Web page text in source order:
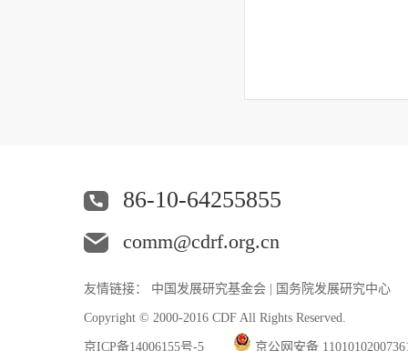
86-10-64255855
comm@cdrf.org.cn
友情链接： 中国发展研究基金会 国务院发展研究中心
Copyright © 2000-2016 CDF All Rights Reserved.
京ICP备14006155号-5 京公网安备